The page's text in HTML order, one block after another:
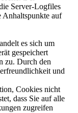
Server-Logfiles
Anhaltspunkte auf
es sich um
gespeichert
zu. Durch den
und
Cookies nicht
dass Sie auf alle
zugreifen